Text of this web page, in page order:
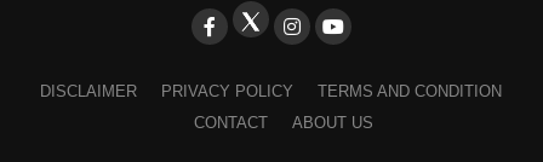
DISCLAIMER PRIVACY POLICY
TERMS AND CONDITION
CONTACT
ABOUT US